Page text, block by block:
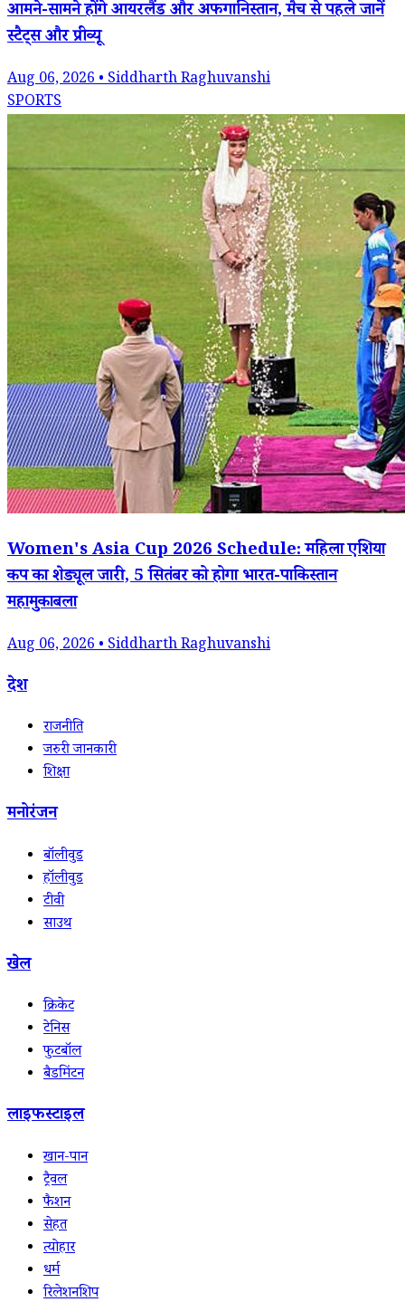
आमने-सामने होंगे आयरलैंड और अफगानिस्तान, मैच से पहले जानें
स्टैट्स और प्रीव्यू
Aug 06, 2026 • Siddharth Raghuvanshi
SPORTS
Women's Asia Cup 2026 Schedule: महिला एशिया
कप का शेड्यूल जारी, 5 सितंबर को होगा भारत-पाकिस्तान
महामुकाबला
Aug 06, 2026 • Siddharth Raghuvanshi
देश
राजनीति
जरुरी जानकारी
शिक्षा
मनोरंजन
बॉलीवुड
हॉलीवुड
टीवी
साउथ
खेल
क्रिकेट
टेनिस
फुटबॉल
बैडमिंटन
लाइफस्टाइल
खान-पान
ट्रैवल
फैशन
सेहत
त्योहार
धर्म
रिलेशनशिप